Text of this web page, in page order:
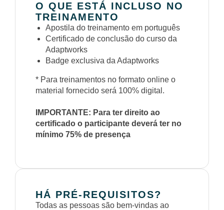
O QUE ESTÁ INCLUSO NO
TREINAMENTO
Apostila do treinamento em português
Certificado de conclusão do curso da
Adaptworks
Badge exclusiva da Adaptworks
* Para treinamentos no formato online o
material fornecido será 100% digital.
IMPORTANTE: Para ter direito ao
certificado o participante deverá ter no
mínimo 75% de presença
HÁ PRÉ-REQUISITOS?
Todas as pessoas são bem-vindas ao